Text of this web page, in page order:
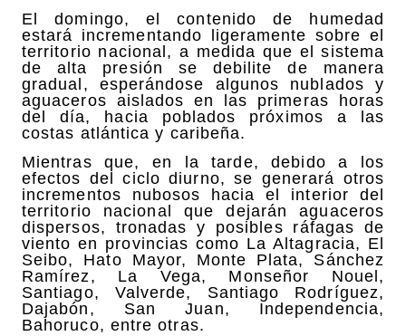
El domingo, el contenido de humedad
estará incrementando ligeramente sobre el
territorio nacional, a medida que el sistema
de alta presión se debilite de manera
gradual, esperándose algunos nublados y
aguaceros aislados en las primeras horas
del día, hacia poblados próximos a las
costas atlántica y caribeña.
Mientras que, en la tarde, debido a los
efectos del ciclo diurno, se generará otros
incrementos nubosos hacia el interior del
territorio nacional que dejarán aguaceros
dispersos, tronadas y posibles ráfagas de
viento en provincias como La Altagracia, El
Seibo, Hato Mayor, Monte Plata, Sánchez
Ramírez, La Vega, Monseñor Nouel,
Santiago, Valverde, Santiago Rodríguez,
Dajabón, San Juan, Independencia,
Bahoruco, entre otras.